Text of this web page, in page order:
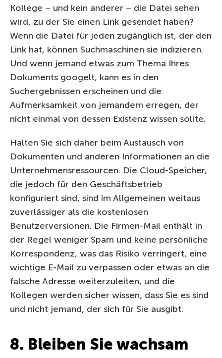
Kollege – und kein anderer – die Datei sehen
wird, zu der Sie einen Link gesendet haben?
Wenn die Datei für jeden zugänglich ist, der den
Link hat, können Suchmaschinen sie indizieren.
Und wenn jemand etwas zum Thema Ihres
Dokuments googelt, kann es in den
Suchergebnissen erscheinen und die
Aufmerksamkeit von jemandem erregen, der
nicht einmal von dessen Existenz wissen sollte.
Halten Sie sich daher beim Austausch von
Dokumenten und anderen Informationen an die
Unternehmensressourcen. Die Cloud-Speicher,
die jedoch für den Geschäftsbetrieb
konfiguriert sind, sind im Allgemeinen weitaus
zuverlässiger als die kostenlosen
Benutzerversionen. Die Firmen-Mail enthält in
der Regel weniger Spam und keine persönliche
Korrespondenz, was das Risiko verringert, eine
wichtige E-Mail zu verpassen oder etwas an die
falsche Adresse weiterzuleiten, und die
Kollegen werden sicher wissen, dass Sie es sind
und nicht jemand, der sich für Sie ausgibt.
8. Bleiben Sie wachsam